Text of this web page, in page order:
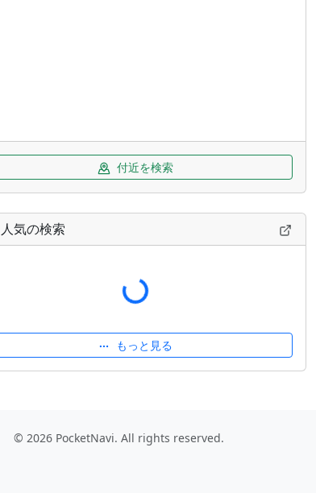
付近を検索
人気の検索
読み込み中...
もっと見る
© 2026 PocketNavi. All rights reserved.